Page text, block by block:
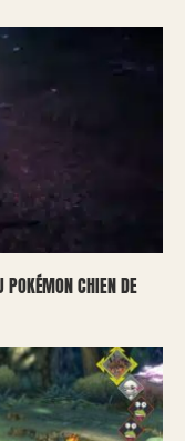
POKÉMON CHIEN DE